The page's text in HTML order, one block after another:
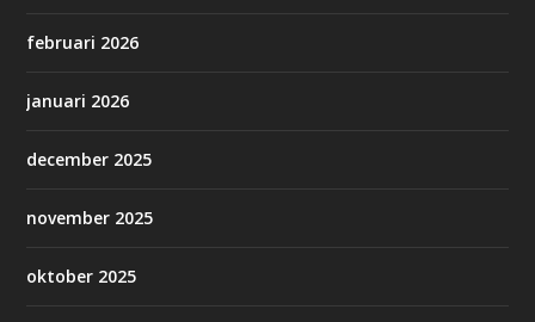
februari 2026
januari 2026
december 2025
november 2025
oktober 2025